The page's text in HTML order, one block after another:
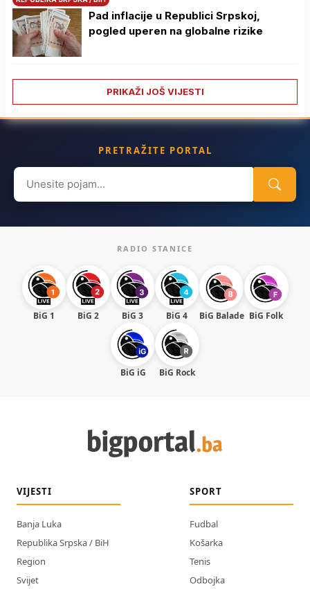
Pad inflacije u Republici Srpskoj,
pogled uperen na globalne rizike
PRIKAŽI JOŠ VIJESTI
PRETRAŽITE PORTAL
Search
for:
RADIO STANICE
BiG 1 BiG 2 BiG 3 BiG 4 BiG Balade BiG Folk
BiG iG BiG Rock
VIJESTI
Banja Luka
Republika Srpska / BiH
Region
Svijet
SPORT
Fudbal
Košarka
Tenis
Odbojka